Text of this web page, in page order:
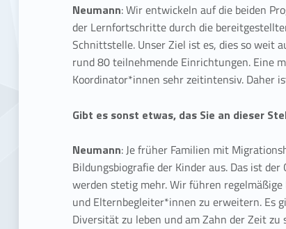
Neumann: Wir entwickeln auf die beiden
der Lernfortschritte durch die
Schnittstelle. Unser Ziel ist es, dies so weit
rund 80 teilnehmende Einrichtungen. Eine
Koordinator*innen sehr zeitintensiv. Daher
Gibt es sonst etwas, das Sie an dieser
Neumann: Je früher Familien mit
Bildungsbiografie der Kinder aus. Das ist
werden stetig mehr. Wir führen
und Elternbegleiter*innen zu erweitern. Es
Diversität zu leben und am Zahn der Zeit